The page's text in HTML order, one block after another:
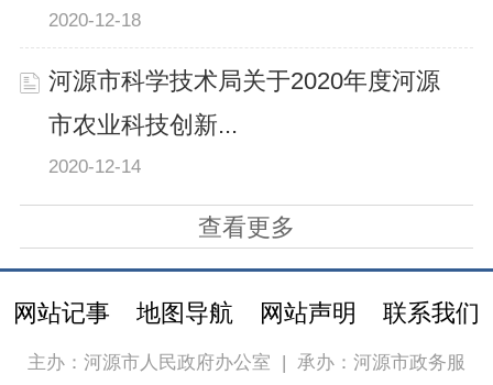
2020-12-18
河源市科学技术局关于2020年度河源
市农业科技创新...
2020-12-14
查看更多
网站记事 地图导航 网站声明 联系我们
主办：河源市人民政府办公室 承办：河源市政务服